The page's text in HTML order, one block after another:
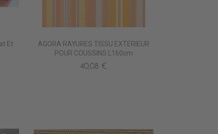
Et
AGORA RAYURES TISSU EXTERIEUR
POUR COUSSINS L160cm
40,08 €